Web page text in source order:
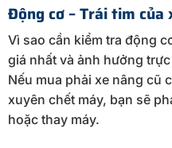
Động cơ – Trái tim của
Vì sao cần kiểm tra động
giá nhất và ảnh hưởng
Nếu mua phải xe nâng cũ
xuyên chết máy, bạn sẽ
hoặc thay máy.